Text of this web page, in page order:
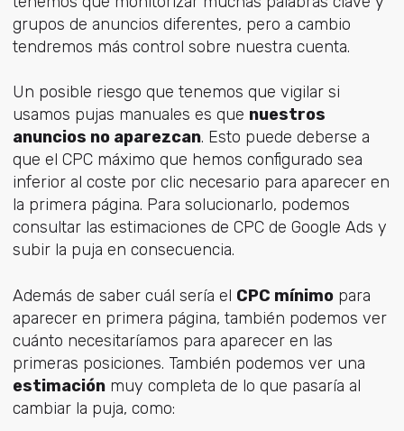
grupos de anuncios diferentes, pero a cambio
tendremos más control sobre nuestra cuenta.
Un posible riesgo que tenemos que vigilar si
usamos pujas manuales es que nuestros
anuncios no aparezcan. Esto puede deberse a
que el CPC máximo que hemos configurado sea
inferior al coste por clic necesario para aparecer en
la primera página. Para solucionarlo, podemos
consultar las estimaciones de CPC de Google Ads y
subir la puja en consecuencia.
Además de saber cuál sería el CPC mínimopara
aparecer en primera página, también podemos ver
cuánto necesitaríamos para aparecer en las
primeras posiciones. También podemos ver una
estimaciónmuy completa de lo que pasaría al
cambiar la puja, como: